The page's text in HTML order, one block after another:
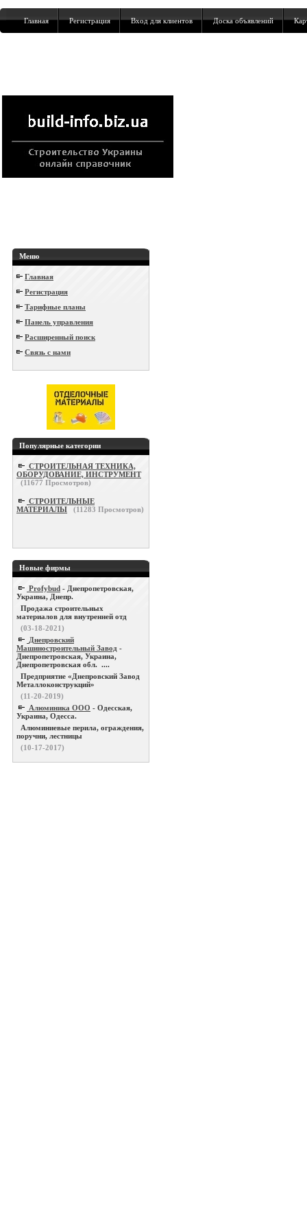
Главная Регистрация Вход для клиентов Доска объявлений
Меню
Главная
Регистрация
Тарифные планы
Панель управления
Расширенный поиск
Связь с нами
Популярные категории
СТРОИТЕЛЬНАЯ ТЕХНИКА,
ОБОРУДОВАНИЕ, ИНСТРУМЕНТ
(11677 Просмотров)
СТРОИТЕЛЬНЫЕ
МАТЕРИАЛЫ
(11283 Просмотров)
Новые фирмы
Profybud - Днепропетровская,
Украина, Днепр.
Продажа строительных
материалов для внутренней отд
(03-18-2021)
Днепровский
Машиностроительный Завод -
Днепропетровская, Украина,
Днепропетровская обл. ....
Предприятие «Днепровский Завод
Металлоконструкций»
(11-20-2019)
Алюминика ООО - Одесская,
Украина, Одесса.
Алюминиевые перила, ограждения,
поручни, лестницы
(10-17-2017)